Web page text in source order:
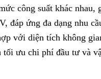
công suất khác nhau,
đáp ứng đa dạng nhu
với diện tích không
ưu chi phí đầu tư và